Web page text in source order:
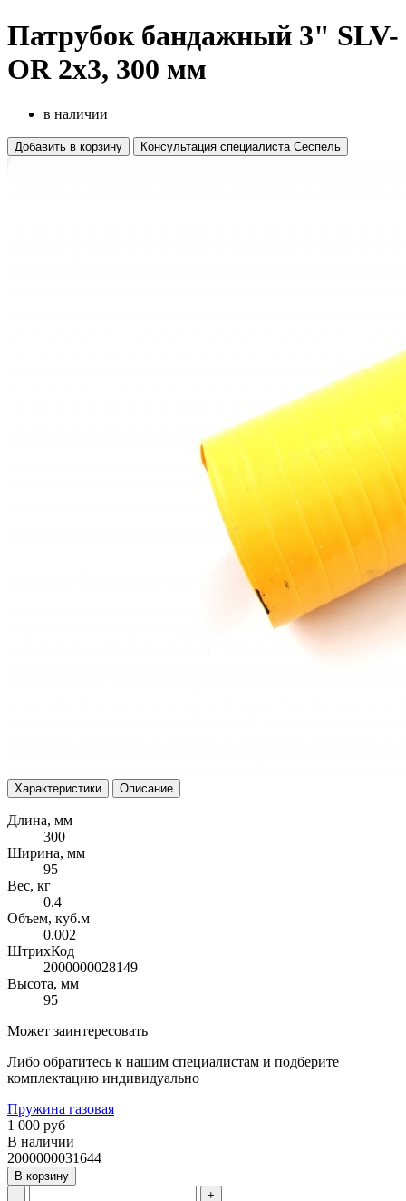
Патрубок бандажный 3" SLV-
OR 2x3, 300 мм
в наличии
Добавить в корзину Консультация специалиста Сеспель
Характеристики Описание
Длина, мм
300
Ширина, мм
95
Вес, кг
0.4
Объем, куб.м
0.002
ШтрихКод
2000000028149
Высота, мм
95
Может заинтересовать
Либо обратитесь к нашим специалистам и подберите
комплектацию индивидуально
Пружина газовая
1 000 руб
В наличии
2000000031644
В корзину
-
+